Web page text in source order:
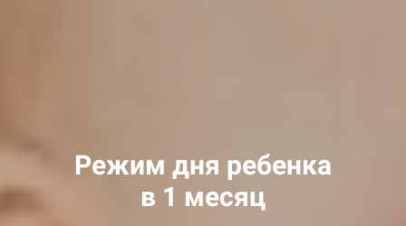
Режим дня ребенка
в 1 месяц